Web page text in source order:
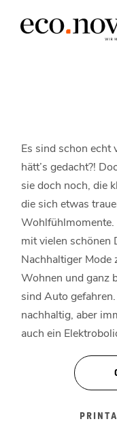
Es sind schon echt
hätt’s gedacht?!
sie doch noch, die
die sich etwas
mit vielen schönen
Nachhaltiger Mode
Wohnen und ganz
sind Auto
nachhaltig, aber
auch ein